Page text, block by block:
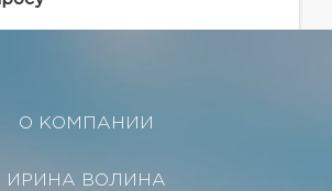
О КОМПАНИИ
ИРИНА ВОЛИНА